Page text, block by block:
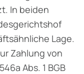
In beiden
Lage.
Zahlung von
Abs. 1 BGB